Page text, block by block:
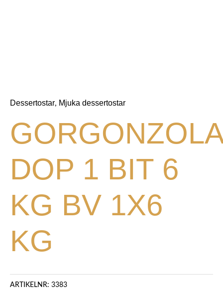
Dessertostar, Mjuka dessertostar
GORGONZOLA
DOP 1 BIT 6
KG BV 1X6
KG
ARTIKELNR: 3383